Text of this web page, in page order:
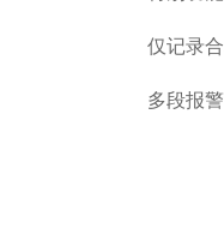
仅记录
多段报